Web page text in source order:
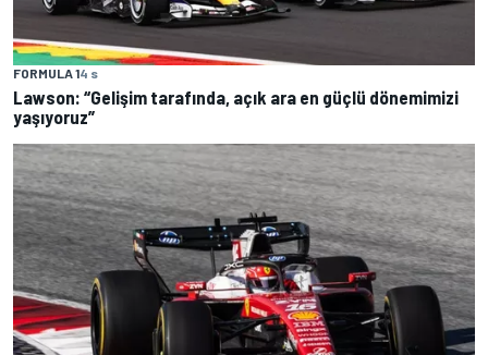
FORMULA 14 s
Lawson: “Gelişim tarafında, açık ara en güçlü dönemimizi
yaşıyoruz”